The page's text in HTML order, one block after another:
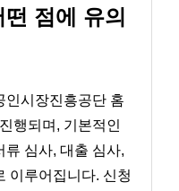
점에 유의
인시장진흥공단 홈
행되며, 기본적인
류 심사, 대출 심사,
이루어집니다. 신청